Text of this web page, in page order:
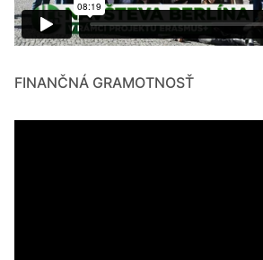
FINANČNÁ GRAMOTNOSŤ